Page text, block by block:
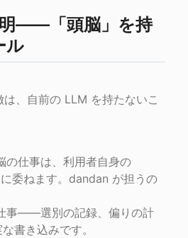
――「頭脳」を持
ル
、自前の LLM を持たないこ
の仕事は、利用者自身の
委ねます。dandan が担うの
事――選別の記録、偏りの計
書き込みです。